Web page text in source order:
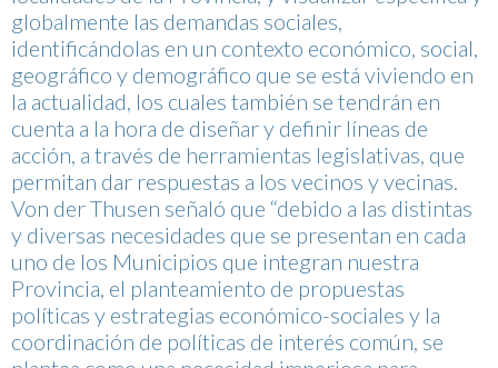
globalmente las demandas sociales,
identificándolas en un contexto económico, social,
geográfico y demográfico que se está viviendo en
la actualidad, los cuales también se tendrán en
cuenta a la hora de diseñar y definir líneas de
acción, a través de herramientas legislativas, que
permitan dar respuestas a los vecinos y vecinas.
Von der Thusen señaló que “debido a las distintas
y diversas necesidades que se presentan en cada
uno de los Municipios que integran nuestra
Provincia, el planteamiento de propuestas
políticas y estrategias económico-sociales y la
coordinación de políticas de interés común, se